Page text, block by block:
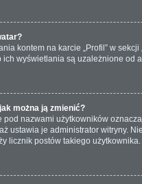
kontem na karcie „Profil” w
ich wyświetlania są uzależnione od
można ją zmienić?
pod nazwami użytkowników
ustawia je administrator witryny.
licznik postów takiego użytkownika.